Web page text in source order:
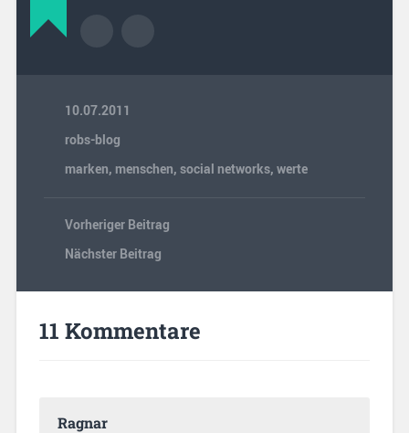
10.07.2011
robs-blog
marken, menschen, social networks, werte
Vorheriger Beitrag
Nächster Beitrag
11 Kommentare
Ragnar